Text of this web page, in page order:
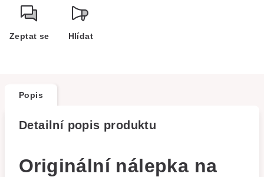
Zeptat se Hlídat
Popis
Detailní popis produktu
Originální nálepka na